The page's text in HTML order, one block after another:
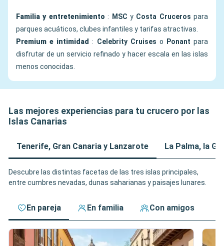
Familia y entretenimiento : MSC y Costa Cruceros para
parques acuáticos, clubes infantiles y tarifas atractivas.
Premium e intimidad : Celebrity Cruises o Ponant para
disfrutar de un servicio refinado y hacer escala en las islas
menos conocidas.
Las mejores experiencias para tu crucero por las
Islas Canarias
Tenerife, Gran Canaria y Lanzarote La Palma, la
Descubre las distintas facetas de las tres islas principales,
entre cumbres nevadas, dunas saharianas y paisajes lunares.
En pareja En familia Con amigos